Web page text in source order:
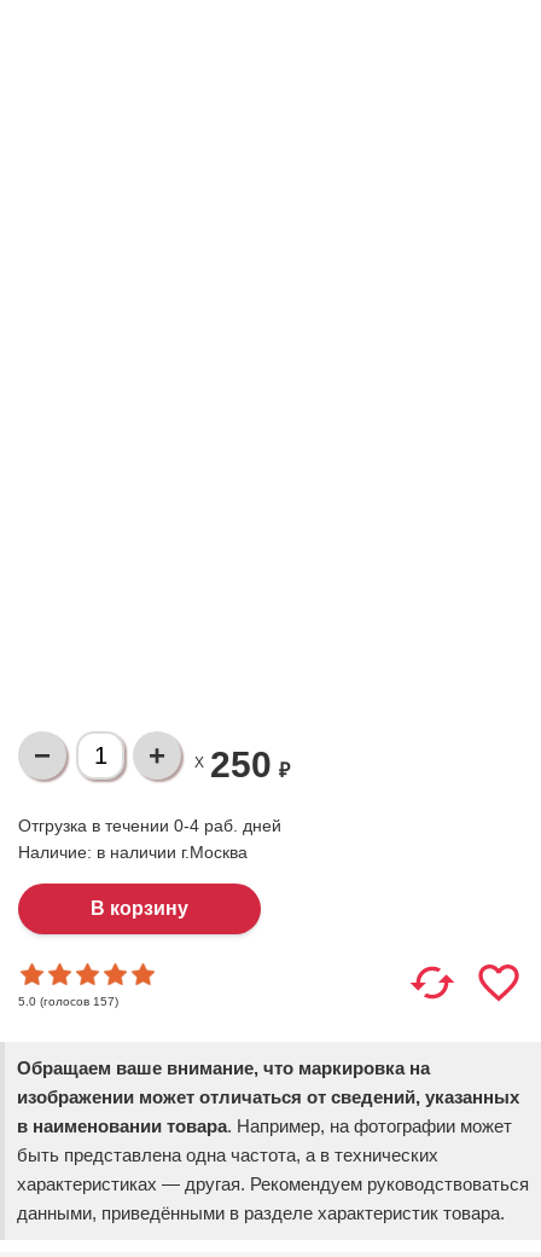
X 250 ₽
Отгрузка в течении 0-4 раб. дней
Наличие: в наличии г.Москва
5.0 (голосов 157)
Обращаем ваше внимание, что маркировка на
изображении может отличаться от сведений, указанных
в наименовании товара. Например, на фотографии может
быть представлена одна частота, а в технических
характеристиках — другая. Рекомендуем руководствоваться
данными, приведёнными в разделе характеристик товара.